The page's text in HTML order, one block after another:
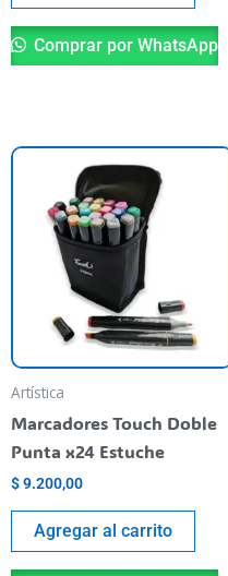
Comprar por WhatsApp
Artística
Marcadores Touch Doble
Punta x24 Estuche
$9.200,00
Agregar al carrito